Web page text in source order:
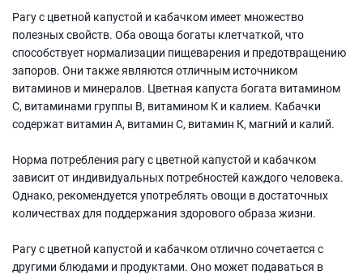
Рагу с цветной капустой и кабачком имеет множество
полезных свойств. Оба овоща богаты клетчаткой, что
способствует нормализации пищеварения и предотвращению
запоров. Они также являются отличным источником
витаминов и минералов. Цветная капуста богата витамином
C, витаминами группы В, витамином К и калием. Кабачки
содержат витамин А, витамин С, витамин К, магний и калий.
Норма потребления рагу с цветной капустой и кабачком
зависит от индивидуальных потребностей каждого человека.
Однако, рекомендуется употреблять овощи в достаточных
количествах для поддержания здорового образа жизни.
Рагу с цветной капустой и кабачком отлично сочетается с
другими блюдами и продуктами. Оно может подаваться в